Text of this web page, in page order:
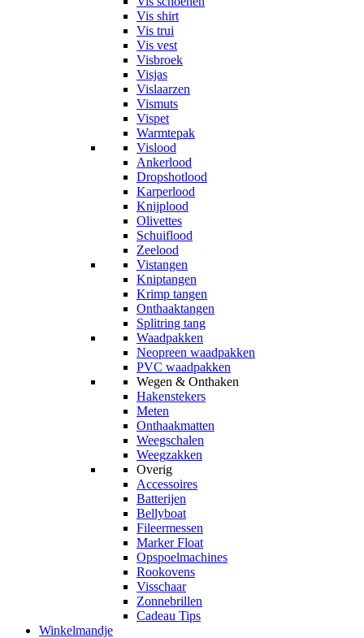
Vis shirt
Vis trui
Vis vest
Visbroek
Visjas
Vislaarzen
Vismuts
Vispet
Warmtepak
Vislood
Ankerlood
Dropshotlood
Karperlood
Knijplood
Olivettes
Schuiflood
Zeelood
Vistangen
Kniptangen
Krimp tangen
Onthaaktangen
Splitring tang
Waadpakken
Neopreen waadpakken
PVC waadpakken
Wegen & Onthaken
Hakenstekers
Meten
Onthaakmatten
Weegschalen
Weegzakken
Overig
Accessoires
Batterijen
Bellyboat
Fileermessen
Marker Float
Opspoelmachines
Rookovens
Visschaar
Zonnebrillen
Cadeau Tips
Winkelmandje